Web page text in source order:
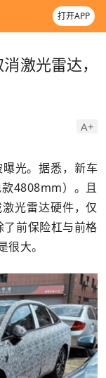
打开APP
激光雷达，
A+
光。据悉，新车
4808mm）。且
光雷达硬件，仅
前保险杠与前格
大。